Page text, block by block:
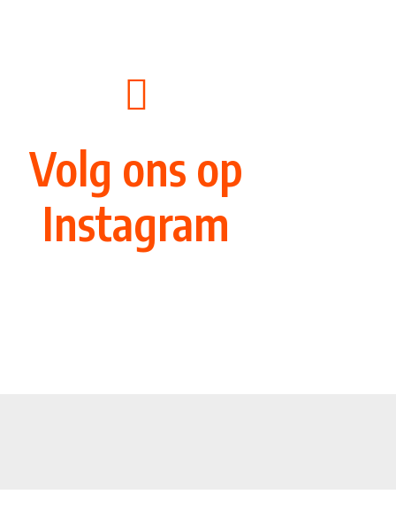

Volg ons op
Instagram